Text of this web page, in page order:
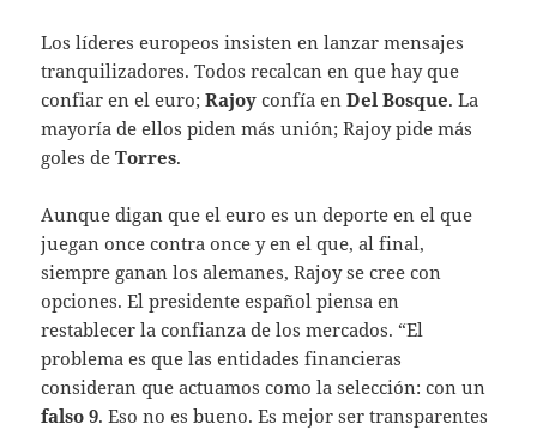
Los líderes europeos insisten en lanzar mensajes
tranquilizadores. Todos recalcan en que hay que
confiar en el euro;Rajoy confía enDel Bosque. La
mayoría de ellos piden más unión; Rajoy pide más
goles deTorres.
Aunque digan que el euro es un deporte en el que
juegan once contra once y en el que, al final,
siempre ganan los alemanes, Rajoy se cree con
opciones. El presidente español piensa en
restablecer la confianza de los mercados. “El
problema es que las entidades financieras
consideran que actuamos como la selección: con un
falso 9. Eso no es bueno. Es mejor ser transparentes